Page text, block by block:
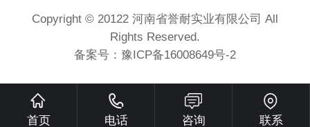
Copyright © 20122 河南省誉耐实业有限公司 All
Rights Reserved.
备案号： 豫ICP备16008649号-2
首页 电话 咨询 联系